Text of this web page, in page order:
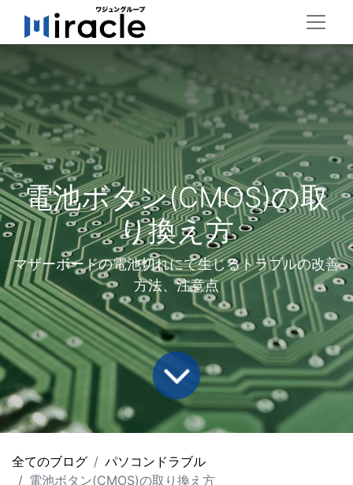
電池ボタン(CMOS)の取
り換え方
マザーボードの電池切れにて生じるトラブルの改善
方法、注意点
全てのブログ
パソコンドラブル
電池ボタン(CMOS)の取り換え方